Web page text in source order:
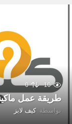
10
0
طريقة عمل
بواسطة كيف لابز